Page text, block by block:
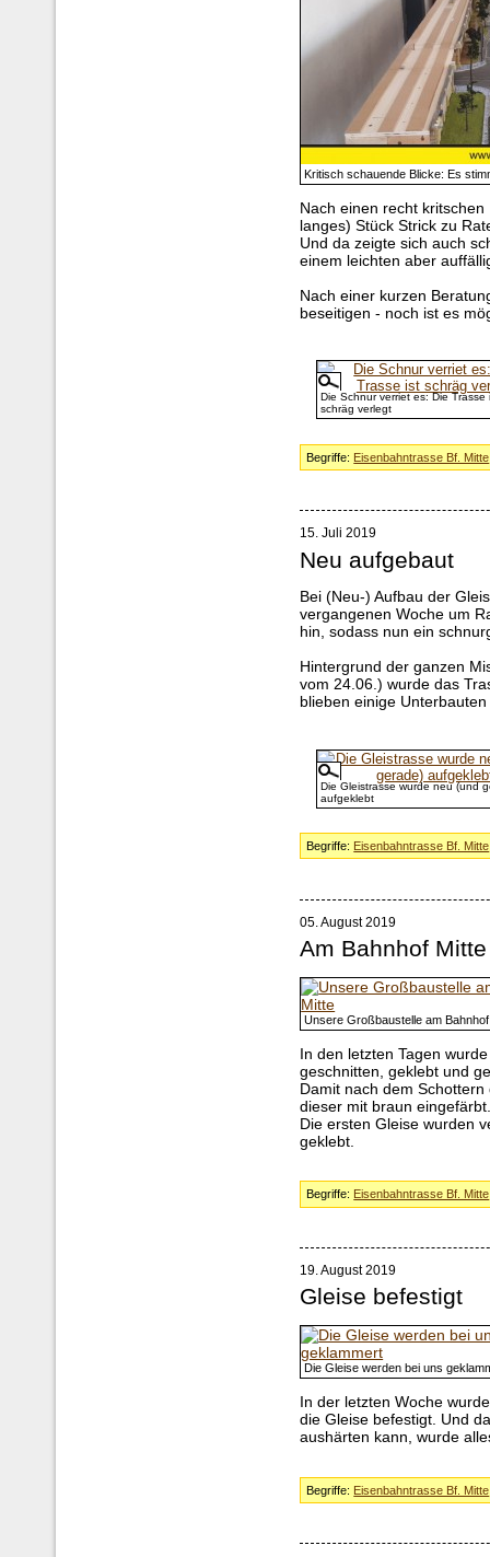
Kritisch schauende Blicke: Es
Nach einen recht
langes) Stück Strick zu
Und da zeigte sich auch
einem leichten aber
Nach einer kurzen
beseitigen - noch ist es
Die Schnur verriet es: Die Trasse
schräg verlegt
Begriffe: Eisenbahntrasse Bf. Mitte
15. Juli 2019
Neu aufgebaut
Bei (Neu-) Aufbau der
vergangenen Woche um
hin, sodass nun ein
Hintergrund der ganzen
vom 24.06.) wurde das
blieben einige
Die Gleistrasse wurde neu (und
aufgeklebt
Begriffe: Eisenbahntrasse Bf. Mitte
05. August 2019
Am Bahnhof Mitte
Unsere Großbaustelle am
In den letzten Tagen
geschnitten, geklebt und
Damit nach dem
dieser mit braun
Die ersten Gleise wurden
geklebt.
Begriffe: Eisenbahntrasse Bf. Mitte
19. August 2019
Gleise befestigt
Die Gleise werden bei uns
In der letzten Woche
die Gleise befestigt. Und
aushärten kann, wurde
Begriffe: Eisenbahntrasse Bf. Mitte